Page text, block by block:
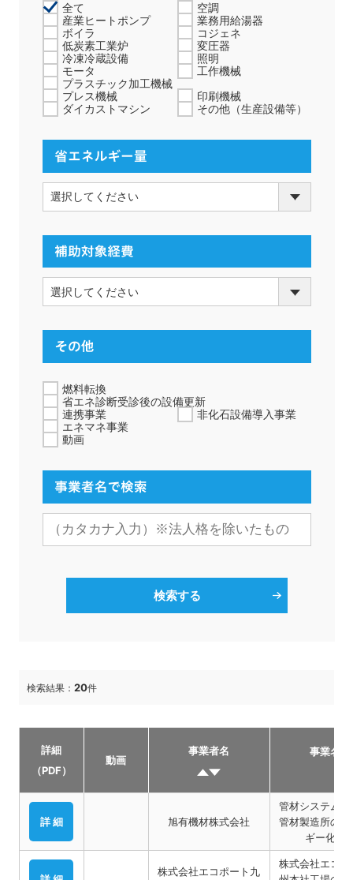
全て
空調
産業ヒートポンプ
業務用給湯器
ボイラ
コジェネ
低炭素工業炉
変圧器
冷凍冷蔵設備
照明
モータ
工作機械
プラスチック加工機械
プレス機械
印刷機械
ダイカストマシン
その他（生産設備等）
燃料転換
省エネ診断受診後の設備更新
連携事業
非化石設備導入事業
エネマネ事業
動画
検索結果： 20件
詳細
（PDF）
動画
事業者名 事業名称
詳 細 旭有機材株式会社
管材システム
管材製造所の
ギー化事
株式会社エコポート九
株式会社エコ